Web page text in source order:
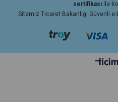
sertifikası ile
Sitemiz Ticaret Bakanlığı Güvenli